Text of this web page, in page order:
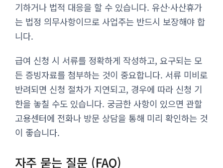
기하거나 법적 대응을 할 수 있습니다. 유산·사산휴가
는 법정 의무사항이므로 사업주는 반드시 보장해야 합
니다.
급여 신청 시 서류를 정확하게 작성하고, 요구되는 모
든 증빙자료를 첨부하는 것이 중요합니다. 서류 미비로
반려되면 신청 절차가 지연되고, 경우에 따라 신청 기
한을 놓칠 수도 있습니다. 궁금한 사항이 있으면 관할
고용센터에 전화나 방문 상담을 통해 미리 확인하는 것
이 좋습니다.
자주 묻는 질문 (FAQ)